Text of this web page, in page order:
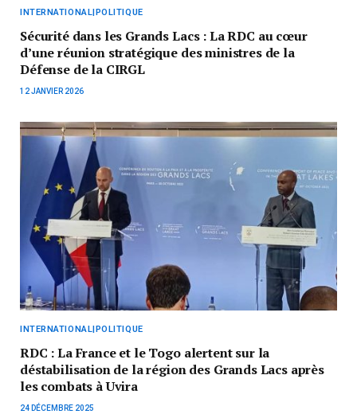
INTERNATIONAL|POLITIQUE
Sécurité dans les Grands Lacs : La RDC au cœur
d’une réunion stratégique des ministres de la
Défense de la CIRGL
12 JANVIER 2026
INTERNATIONAL|POLITIQUE
RDC : La France et le Togo alertent sur la
déstabilisation de la région des Grands Lacs après
les combats à Uvira
24 DÉCEMBRE 2025